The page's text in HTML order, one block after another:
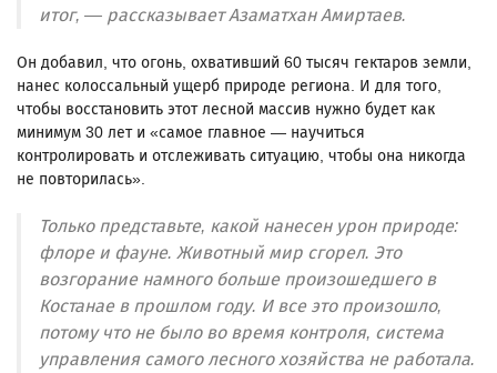
итог, — рассказывает Азаматхан Амиртаев.
Он добавил, что огонь, охвативший 60 тысяч гектаров земли,
нанес колоссальный ущерб природе региона. И для того,
чтобы восстановить этот лесной массив нужно будет как
минимум 30 лет и «самое главное — научиться
контролировать и отслеживать ситуацию, чтобы она никогда
не повторилась».
Только представьте, какой нанесен урон природе:
флоре и фауне. Животный мир сгорел. Это
возгорание намного больше произошедшего в
Костанае в прошлом году. И все это произошло,
потому что не было во время контроля, система
управления самого лесного хозяйства не работала.